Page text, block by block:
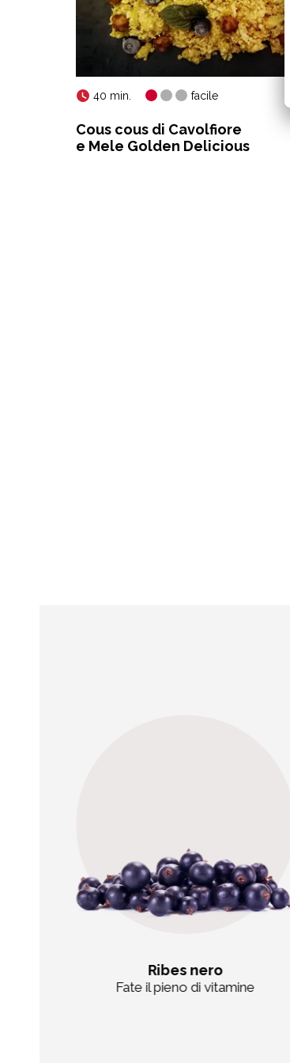
40 min. facile
Cous cous di Cavolfiore
e Mele Golden Delicious
Ribes nero
Fate il pieno di vitamine